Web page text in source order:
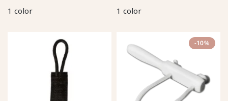
1 color
1 color
-10%